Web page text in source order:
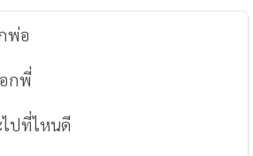
พ่อ
กพี่
ปที่ไหนดี